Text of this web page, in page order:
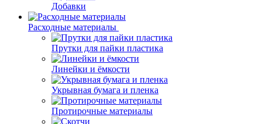
Добавки
Расходные материалы
Прутки для пайки пластика
Линейки и ёмкости
Укрывная бумага и пленка
Протирочные материалы